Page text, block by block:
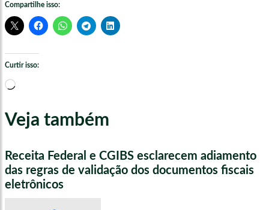
Compartilhe isso:
Curtir isso:
Carregando...
Veja também
Receita Federal e CGIBS esclarecem adiamento
das regras de validação dos documentos fiscais
eletrônicos